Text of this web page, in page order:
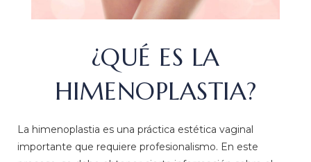
¿QUÉ ES LA
HIMENOPLASTIA?
La himenoplastia es una práctica estética vaginal
importante que requiere profesionalismo. En este